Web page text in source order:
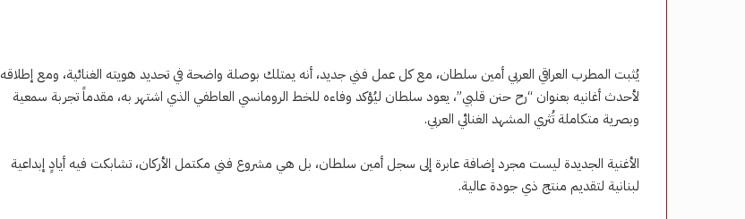
يُثبت المطرب العراقي العربي أمين سلطان، مع كل عمل فني جديد، أنه يمتلك بوصلة واضحة في تحديد هويته الغنائية، ومع إطلاقه
لأحدث أغانيه بعنوان “رح حنن قلبي”، يعود سلطان ليُؤكد وفاءه للخط الرومانسي العاطفي الذي اشتهر به، مقدماً تجربة سمعية
وبصرية متكاملة تُثري المشهد الغنائي العربي.
الأغنية الجديدة ليست مجرد إضافة عابرة إلى سجل أمين سلطان، بل هي مشروع فني مكتمل الأركان، تشابكت فيه أيادٍ إبداعية
لبنانية لتقديم منتج ذي جودة عالية.